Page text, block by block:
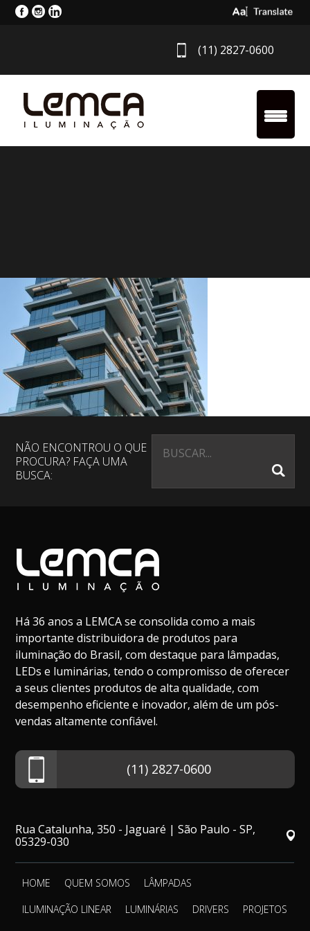
Select
(11) 2827-0600
NÃO ENCONTROU O QUE
PROCURA? FAÇA UMA
BUSCA:
Há 36 anos a LEMCA se consolida como a mais
importante distribuidora de produtos para
iluminação do Brasil, com destaque para lâmpadas,
LEDs e luminárias, tendo o compromisso de oferecer
a seus clientes produtos de alta qualidade, com
desempenho eficiente e inovador, além de um pós-
vendas altamente confiável.
(11) 2827-0600
Rua Catalunha, 350 - Jaguaré | São Paulo - SP,
05329-030
HOME QUEM SOMOS
LÂMPADAS
ILUMINAÇÃO LINEAR
LUMINÁRIAS DRIVERS
PROJETOS